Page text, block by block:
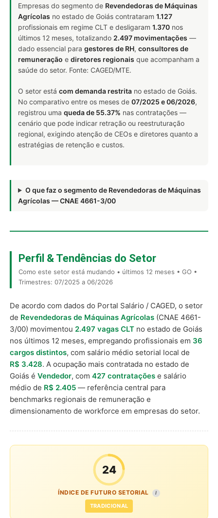
Empresas do segmento de Revendedoras de Máquinas
Agrícolas no estado de Goiás contrataram 1.127
profissionais em regime CLT e desligaram 1.370 nos
últimos 12 meses, totalizando 2.497 movimentações —
dado essencial para gestores de RH, consultores de
remuneração e diretores regionais que acompanham a
saúde do setor. Fonte: CAGED/MTE.
O setor está com demanda restrita no estado de Goiás.
No comparativo entre os meses de 07/2025 e 06/2026,
registrou uma queda de 55.37% nas contratações —
cenário que pode indicar retração ou reestruturação
regional, exigindo atenção de CEOs e diretores quanto a
estratégias de retenção e custos.
O que faz o segmento de Revendedoras de Máquinas
Agrícolas — CNAE 4661-3/00
Perfil & Tendências do Setor
Como este setor está mudando • últimos 12 meses • GO •
Trimestres: 07/2025 a 06/2026
De acordo com dados do Portal Salário / CAGED, o setor
de Revendedoras de Máquinas Agrícolas (CNAE 4661-
3/00) movimentou 2.497 vagas CLT no estado de Goiás
nos últimos 12 meses, empregando profissionais em 36
cargos distintos, com salário médio setorial local de
R$ 3.428. A ocupação mais contratada no estado de
Goiás é Vendedor, com 427 contratações e salário
médio de R$ 2.405 — referência central para
benchmarks regionais de remuneração e
dimensionamento de workforce em empresas do setor.
24
ÍNDICE DE FUTURO SETORIAL I
TRADICIONAL